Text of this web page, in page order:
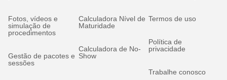
Fotos, vídeos e
simulação de
procedimentos
Gestão de pacotes e
sessões
Calculadora Nível de
Maturidade
Calculadora de No-
Show
Termos de uso
Política de
privacidade
Trabalhe conosco